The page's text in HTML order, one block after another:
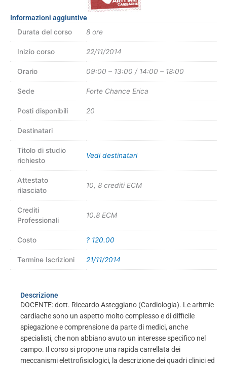
Informazioni aggiuntive
Durata del corso
8 ore
Inizio corso 22/11/2014
Orario 09:00 – 13:00 / 14:00 – 18:00
Sede Forte Chance Erica
Posti disponibili 20
Destinatari
Titolo di studio
richiesto
Vedi destinatari
Attestato
rilasciato
10, 8 crediti ECM
Crediti
Professionali
10.8 ECM
Costo ? 120.00
Termine Iscrizioni 21/11/2014
Descrizione
DOCENTE: dott. Riccardo Asteggiano (Cardiologia). Le aritmie
cardiache sono un aspetto molto complesso e di difficile
spiegazione e comprensione da parte di medici, anche
specialisti, che non abbiano avuto un interesse specifico nel
campo. Il corso si propone una rapida carrellata dei
meccanismi elettrofisiologici, la descrizione dei quadri clinici ed